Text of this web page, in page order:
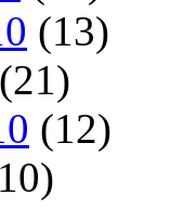
(13)
(21)
(12)